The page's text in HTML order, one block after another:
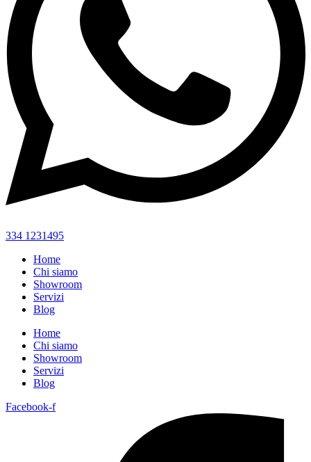
334 1231495
Home
Chi siamo
Showroom
Servizi
Blog
Home
Chi siamo
Showroom
Servizi
Blog
Facebook-f